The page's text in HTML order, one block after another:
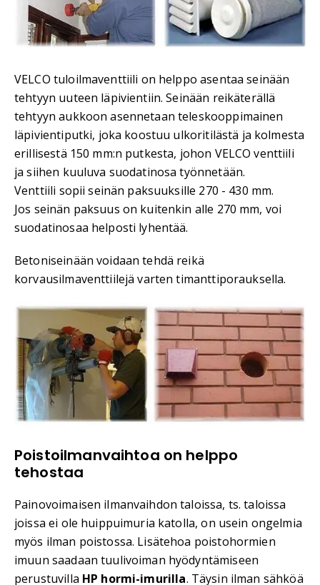
VELCO tuloilmaventtiili on helppo asentaa seinään
tehtyyn uuteen läpivientiin. Seinään reikäterällä
tehtyyn aukkoon asennetaan teleskooppimainen
läpivientiputki, joka koostuu ulkoritilästä ja kolmesta
erillisestä 150 mm:n putkesta, johon VELCO venttiili
ja siihen kuuluva suodatinosa työnnetään.
Venttiili sopii seinän paksuuksille 270 - 430 mm.
Jos seinän paksuus on kuitenkin alle 270 mm, voi
suodatinosaa helposti lyhentää.
Betoniseinään voidaan tehdä reikä
korvausilmaventtiilejä varten timanttiporauksella.
Poistoilmanvaihtoa on helppo
tehostaa
Painovoimaisen ilmanvaihdon taloissa, ts. taloissa
joissa ei ole huippuimuria katolla, on usein ongelmia
myös ilman poistossa. Lisätehoa poistohormien
imuun saadaan tuulivoiman hyödyntämiseen
perustuvilla HP hormi-imurilla. Täysin ilman sähköä